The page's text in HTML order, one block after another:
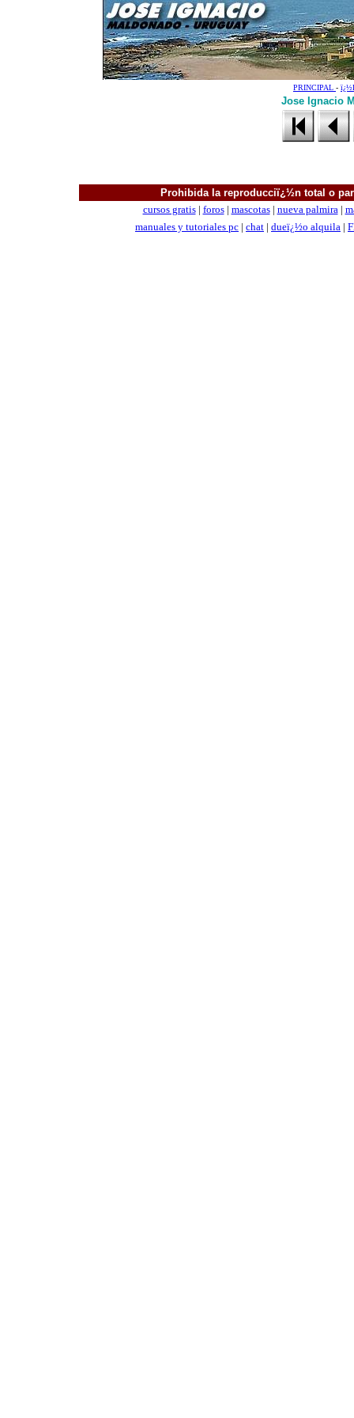
PRINCIPAL -
Jose Ignacio
Prohibida la reproducciï¿½n total o
cursos gratis| foros| mascotas| nueva palmira|
manuales y tutoriales pc | chat | dueï¿½o alquila |